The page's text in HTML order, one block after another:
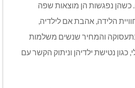
נפגשות הן מוצאות שפה
הלידה, אהבת אם לילדיה,
והמחיר שנשים משלמות
כגון נטישת ילדיהן וניתוק הקשר עם